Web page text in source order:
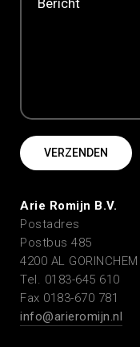
Arie Romijn B.V.
Postadres
Postbus 485
4200 AL GORINCHEM
Tel. 0183-645 610
Fax 0183-670 781
info@arieromijn.nl